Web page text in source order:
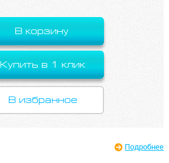
В корзину
Купить в 1 клик
В избранное
Подробнее